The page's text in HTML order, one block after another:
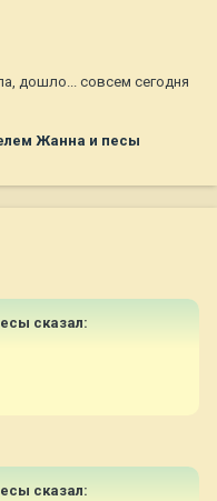
дошло... совсем сегодня
Жанна и песы
сказал:
сказал: